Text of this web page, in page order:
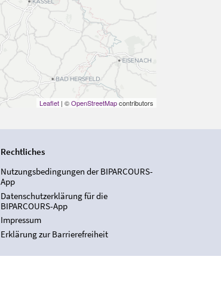
Leaflet| ©OpenStreetMapcontributors
Rechtliches
Nutzungsbedingungen der BIPARCOURS-
App
Datenschutzerklärung für die
BIPARCOURS-App
Impressum
Erklärung zur Barrierefreiheit